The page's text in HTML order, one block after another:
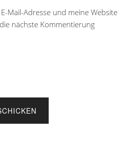
Mail-Adresse und meine Website
nächste Kommentierung